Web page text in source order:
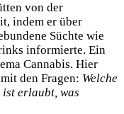
von der
indem er über
Süchte wie
informierte. Ein
Cannabis. Hier
den Fragen: Welche
ist erlaubt, was